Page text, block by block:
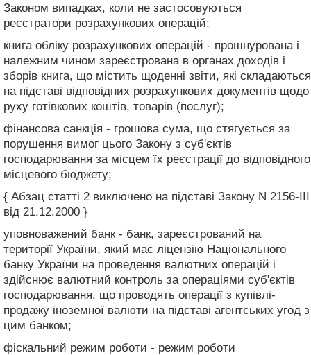
Законом випадках, коли не застосовуються
реєстратори розрахункових операцій;
книга обліку розрахункових операцій - прошнурована і
належним чином зареєстрована в органах доходів і
зборів книга, що містить щоденні звіти, які складаються
на підставі відповідних розрахункових документів щодо
руху готівкових коштів, товарів (послуг);
фінансова санкція - грошова сума, що стягується за
порушення вимог цього Закону з суб'єктів
господарювання за місцем їх реєстрації до відповідного
місцевого бюджету;
{ Абзац статті 2 виключено на підставі Закону N 2156-III
від 21.12.2000 }
уповноважений банк - банк, зареєстрований на
території України, який має ліцензію Національного
банку України на проведення валютних операцій і
здійснює валютний контроль за операціями суб'єктів
господарювання, що проводять операції з купівлі-
продажу іноземної валюти на підставі агентських угод з
цим банком;
фіскальний режим роботи - режим роботи